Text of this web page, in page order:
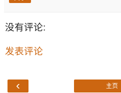
没有评论:
发表评论
‹ 主页